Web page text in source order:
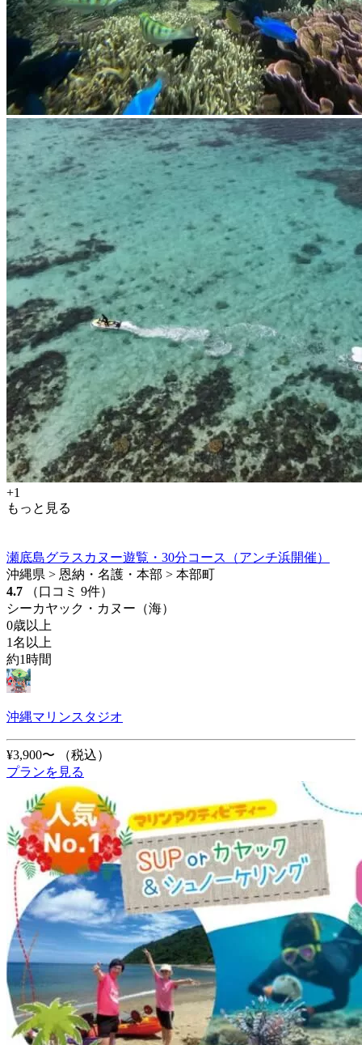
+1
もっと見る
瀬底島グラスカヌー遊覧・30分コース（アンチ浜開催）
沖縄県 > 恩納・名護・本部 > 本部町
4.7
（口コミ 9件）
シーカヤック・カヌー（海）
0歳以上
1名以上
約1時間
沖縄マリンスタジオ
¥3,900〜
（税込）
プランを見る